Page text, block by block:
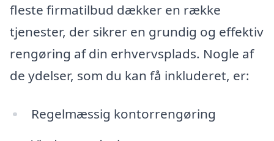
fleste firmatilbud dækker en række
tjenester, der sikrer en grundig og effektiv
rengøring af din erhvervsplads. Nogle af
de ydelser, som du kan få inkluderet, er:
Regelmæssig kontorrengøring